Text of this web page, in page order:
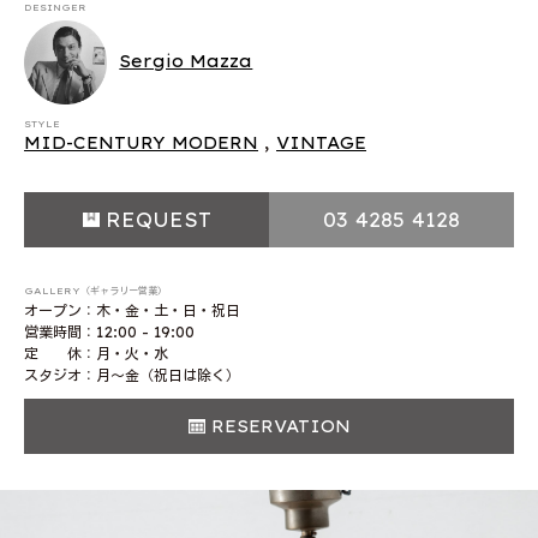
DESINGER
Sergio Mazza
STYLE
MID-CENTURY MODERN , VINTAGE
REQUEST 03 4285 4128
GALLERY（ギャラリー営業）
オープン：木・金・土・日・祝日
営業時間：12:00 - 19:00
定 休：月・火・水
スタジオ：月〜金（祝日は除く）
RESERVATION